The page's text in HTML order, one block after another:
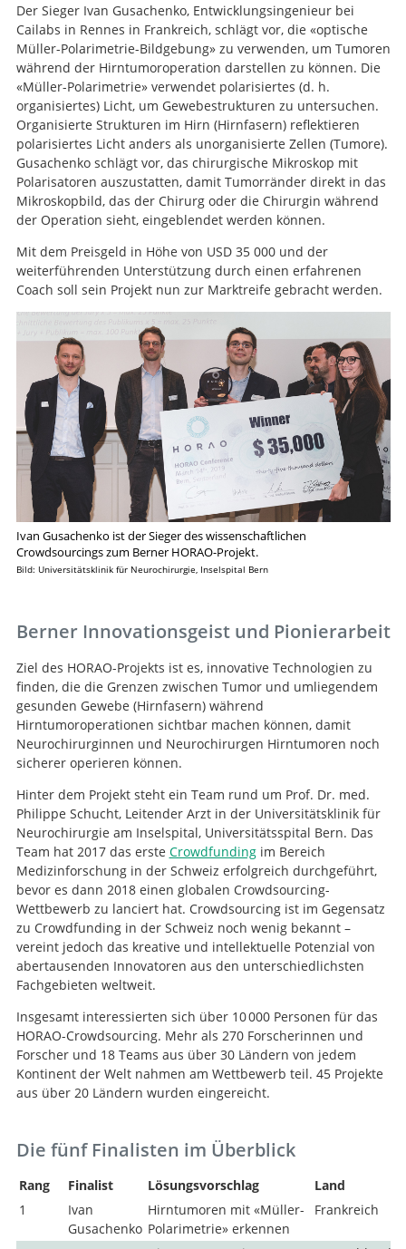
Der Sieger Ivan Gusachenko, Entwicklungsingenieur bei
Cailabs in Rennes in Frankreich, schlägt vor, die «optische
Müller-Polarimetrie-Bildgebung» zu verwenden, um Tumoren
während der Hirntumoroperation darstellen zu können. Die
«Müller-Polarimetrie» verwendet polarisiertes (d. h.
organisiertes) Licht, um Gewebestrukturen zu untersuchen.
Organisierte Strukturen im Hirn (Hirnfasern) reflektieren
polarisiertes Licht anders als unorganisierte Zellen (Tumore).
Gusachenko schlägt vor, das chirurgische Mikroskop mit
Polarisatoren auszustatten, damit Tumorränder direkt in das
Mikroskopbild, das der Chirurg oder die Chirurgin während
der Operation sieht, eingeblendet werden können.
Mit dem Preisgeld in Höhe von USD 35 000 und der
weiterführenden Unterstützung durch einen erfahrenen
Coach soll sein Projekt nun zur Marktreife gebracht werden.
Ivan Gusachenko ist der Sieger des wissenschaftlichen
Crowdsourcings zum Berner HORAO-Projekt.
Bild: Universitätsklinik für Neurochirurgie, Inselspital Bern
Berner Innovationsgeist und Pionierarbeit
Ziel des HORAO-Projekts ist es, innovative Technologien zu
finden, die die Grenzen zwischen Tumor und umliegendem
gesunden Gewebe (Hirnfasern) während
Hirntumoroperationen sichtbar machen können, damit
Neurochirurginnen und Neurochirurgen Hirntumoren noch
sicherer operieren können.
Hinter dem Projekt steht ein Team rund um Prof. Dr. med.
Philippe Schucht, Leitender Arzt in der Universitätsklinik für
Neurochirurgie am Inselspital, Universitätsspital Bern. Das
Team hat 2017 das erste Crowdfundingim Bereich
Medizinforschung in der Schweiz erfolgreich durchgeführt,
bevor es dann 2018 einen globalen Crowdsourcing-
Wettbewerb zu lanciert hat. Crowdsourcing ist im Gegensatz
zu Crowdfunding in der Schweiz noch wenig bekannt –
vereint jedoch das kreative und intellektuelle Potenzial von
abertausenden Innovatoren aus den unterschiedlichsten
Fachgebieten weltweit.
Insgesamt interessierten sich über 10 000 Personen für das
HORAO-Crowdsourcing. Mehr als 270 Forscherinnen und
Forscher und 18 Teams aus über 30 Ländern von jedem
Kontinent der Welt nahmen am Wettbewerb teil. 45 Projekte
aus über 20 Ländern wurden eingereicht.
Die fünf Finalisten im Überblick
Rang Finalist Lösungsvorschlag Land
1
Ivan
Gusachenko
Hirntumoren mit «Müller-
Polarimetrie» erkennen
Frankreich